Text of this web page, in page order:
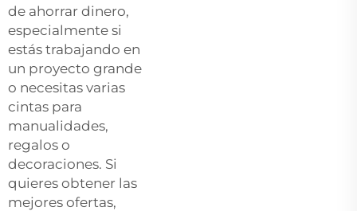
de ahorrar dinero,
especialmente si
estás trabajando en
un proyecto grande
o necesitas varias
cintas para
manualidades,
regalos o
decoraciones. Si
quieres obtener las
mejores ofertas,